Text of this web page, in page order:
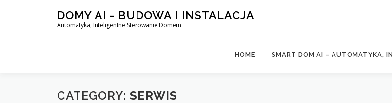
DOMY AI - BUDOWA I INSTALACJA
Automatyka, Inteligentne Sterowanie Domem
HOME SMART DOM AI – AUTOMATYKA,
CATEGORY: SERWIS